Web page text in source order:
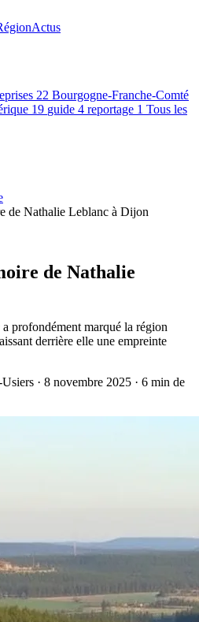
Actus
22 Bourgogne-Franche-Comté
19 guide 4 reportage 1 Tous les
de Nathalie Leblanc à Dijon
de Nathalie
profondément marqué la région
derrière elle une empreinte
· 8 novembre 2025 · 6 min de